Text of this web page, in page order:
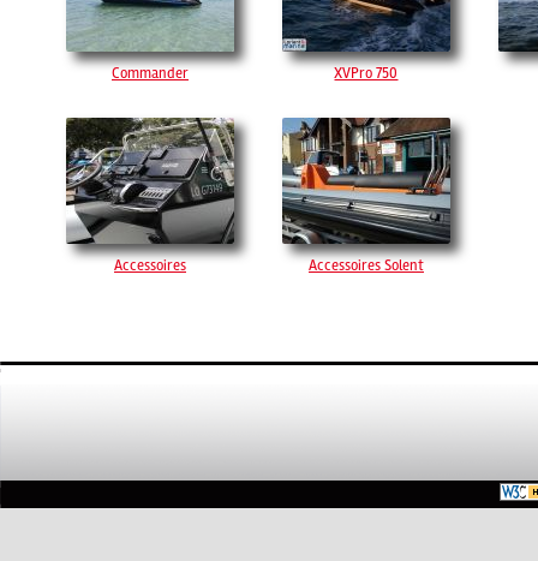
Commander XVPro 750
Accessoires Accessoires Solent